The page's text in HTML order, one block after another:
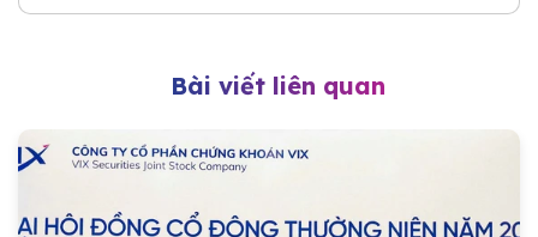
Bài viết liên quan